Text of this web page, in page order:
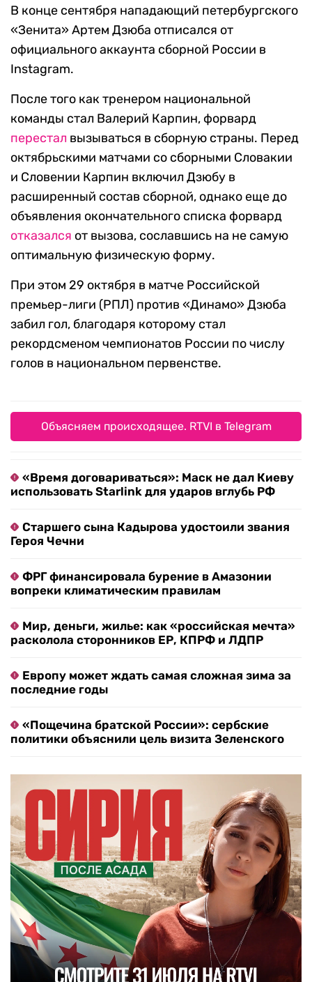
В конце сентября нападающий петербургского
«Зенита» Артем Дзюба отписался от
официального аккаунта сборной России в
Instagram.
После того как тренером национальной
команды стал Валерий Карпин, форвард
перестал вызываться в сборную страны. Перед
октябрьскими матчами со сборными Словакии
и Словении Карпин включил Дзюбу в
расширенный состав сборной, однако еще до
объявления окончательного списка форвард
отказался от вызова, сославшись на не самую
оптимальную физическую форму.
При этом 29 октября в матче Российской
премьер-лиги (РПЛ) против «Динамо» Дзюба
забил гол, благодаря которому стал
рекордсменом чемпионатов России по числу
голов в национальном первенстве.
Объясняем происходящее. RTVI в Telegram
«Время договариваться»: Маск не дал Киеву
использовать Starlink для ударов вглубь РФ
Старшего сына Кадырова удостоили звания
Героя Чечни
ФРГ финансировала бурение в Амазонии
вопреки климатическим правилам
Мир, деньги, жилье: как «российская мечта»
расколола сторонников ЕР, КПРФ и ЛДПР
Европу может ждать самая сложная зима за
последние годы
«Пощечина братской России»: сербские
политики объяснили цель визита Зеленского